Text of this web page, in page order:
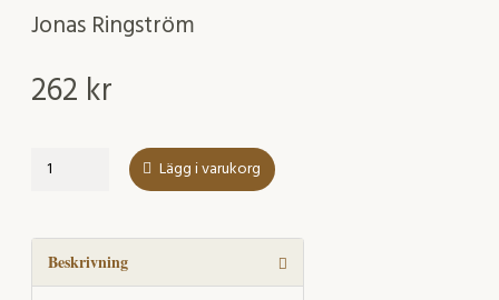
Jonas Ringström
262 kr
Mellan
konsekvens
mängd
Lägg i varukorg
Beskrivning